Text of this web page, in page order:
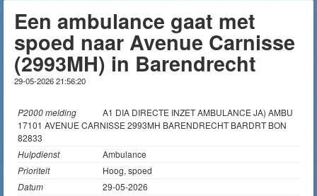
Een ambulance gaat met
spoed naar Avenue Carnisse
(2993MH) in Barendrecht
29-05-2026 21:56:20
P2000 melding
A1 DIA DIRECTE INZET AMBULANCE JA) AMBU
17101 AVENUE CARNISSE 2993MH BARENDRECHT BARDRT BON
82833
Hulpdienst
Ambulance
Prioriteit
Hoog, spoed
Datum
29-05-2026